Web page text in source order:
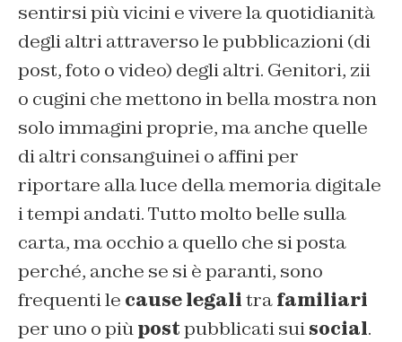
sentirsi più vicini e vivere la quotidianità
degli altri attraverso le pubblicazioni (di
post, foto o video) degli altri. Genitori, zii
o cugini che mettono in bella mostra non
solo immagini proprie, ma anche quelle
di altri consanguinei o affini per
riportare alla luce della memoria digitale
i tempi andati. Tutto molto belle sulla
carta, ma occhio a quello che si posta
perché, anche se si è paranti, sono
frequenti le cause legalitrafamiliari
per uno o piùpostpubblicati suisocial.